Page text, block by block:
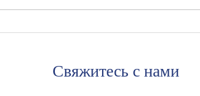
Свяжитесь с нами